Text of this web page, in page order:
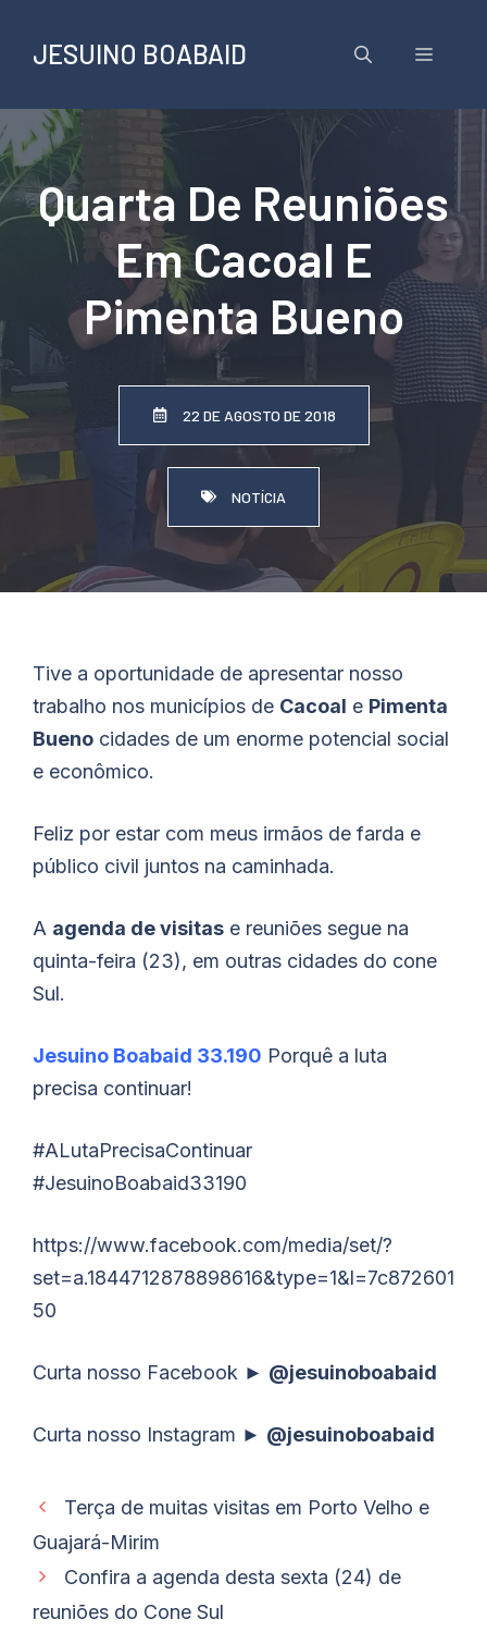
conteúdo
JESUINO BOABAID Menu
Quarta De Reuniões
Em Cacoal E
Pimenta Bueno
22 DE AGOSTO DE 2018
NOTÍCIA
Tive a oportunidade de apresentar nosso
trabalho nos municípios de Cacoal e Pimenta
Bueno cidades de um enorme potencial social
e econômico.
Feliz por estar com meus irmãos de farda e
público civil juntos na caminhada.
A agenda de visitas e reuniões segue na
quinta-feira (23), em outras cidades do cone
Sul.
Jesuino Boabaid 33.190 Porquê a luta
precisa continuar!
#ALutaPrecisaContinuar
#JesuinoBoabaid33190
https://www.facebook.com/media/set/?
set=a.1844712878898616&type=1&l=7c872601
50
Curta nosso Facebook ► @jesuinoboabaid
Curta nosso Instagram ► @jesuinoboabaid
Terça de muitas visitas em Porto Velho e
Guajará-Mirim
Confira a agenda desta sexta (24) de
reuniões do Cone Sul